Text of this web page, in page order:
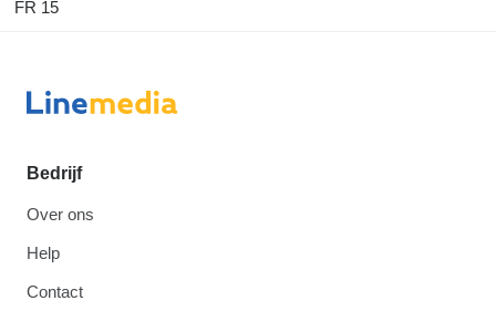
FR 15
Bedrijf
Over ons
Help
Contact